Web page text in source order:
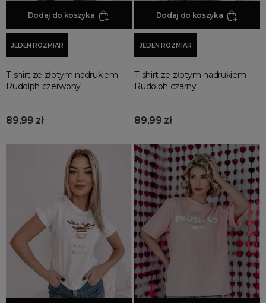
Dodaj do koszyka
JEDEN ROZMIAR
T-shirt ze złotym nadrukiem
Rudolph czerwony
89,99 zł
Dodaj do koszyka
JEDEN ROZMIAR
T-shirt ze złotym nadrukiem
Rudolph czarny
89,99 zł